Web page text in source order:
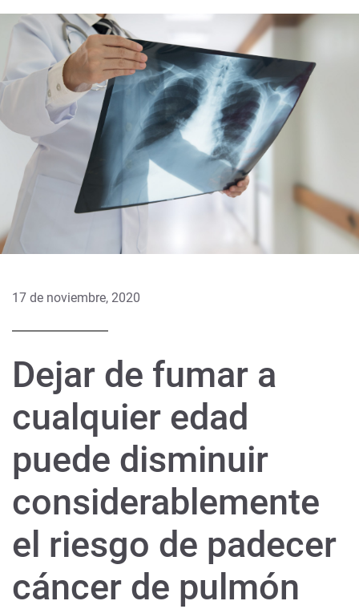
17 de noviembre, 2020
Dejar de fumar a
cualquier edad
puede disminuir
considerablemente
el riesgo de padecer
cáncer de pulmón